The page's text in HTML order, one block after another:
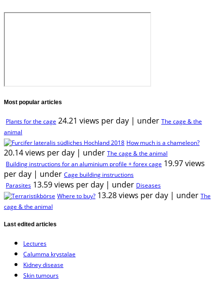
Most popular articles
Plants for the cage 24.21 views per day | under The cage & the
animal
How much is a chameleon?
20.14 views per day | under The cage & the animal
Building instructions for an aluminium profile + forex cage 19.97 views
per day | under Cage building instructions
Parasites 13.59 views per day | under Diseases
Where to buy? 13.28 views per day | under The
cage & the animal
Last edited articles
Lectures
Calumma krystalae
Kidney disease
Skin tumours